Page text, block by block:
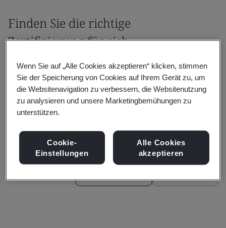
Finden Sie die richtige
Zertifizierung für sich
Filtern nach:
Wenn Sie auf „Alle Cookies akzeptieren“ klicken, stimmen
Sie der Speicherung von Cookies auf Ihrem Gerät zu, um
die Websitenavigation zu verbessern, die Websitenutzung
zu analysieren und unsere Marketingbemühungen zu
unterstützen.
Cookie-
Einstellungen
Alle Cookies
akzeptieren